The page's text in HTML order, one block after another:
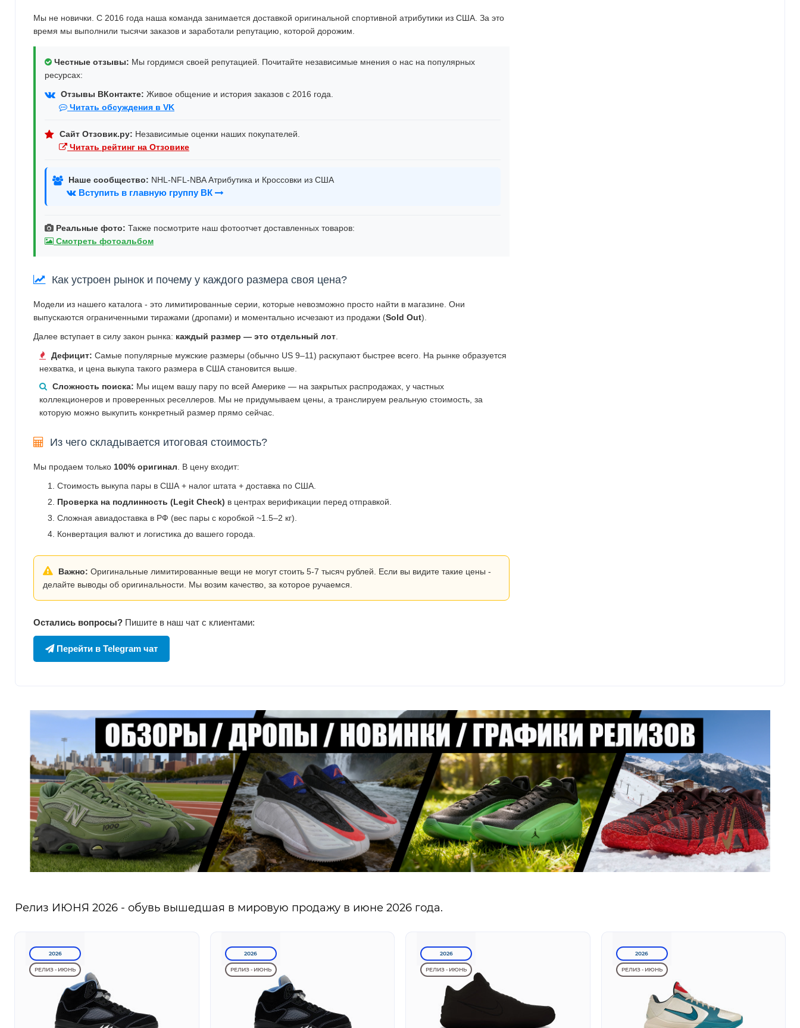
Мы не новички. С 2016 года наша команда занимается доставкой оригинальной спортивной атрибутики из США. За это
время мы выполнили тысячи заказов и заработали репутацию, которой дорожим.
Честные отзывы: Мы гордимся своей репутацией. Почитайте независимые мнения о нас на популярных
ресурсах:
Отзывы ВКонтакте: Живое общение и история заказов с 2016 года.
Читать обсуждения в VK
Сайт Отзовик.ру: Независимые оценки наших покупателей.
Читать рейтинг на Отзовике
Наше сообщество: NHL-NFL-NBA Атрибутика и Кроссовки из США
Вступить в главную группу ВК
Реальные фото: Также посмотрите наш фотоотчет доставленных товаров:
Смотреть фотоальбом
Как устроен рынок и почему у каждого размера своя цена?
Модели из нашего каталога - это лимитированные серии, которые невозможно просто найти в магазине. Они
выпускаются ограниченными тиражами (дропами) и моментально исчезают из продажи (Sold Out).
Далее вступает в силу закон рынка: каждый размер — это отдельный лот
Дефицит: Самые популярные мужские размеры (обычно US 9–11) раскупают быстрее всего. На рынке образуется
нехватка, и цена выкупа такого размера в США становится выше.
Сложность поиска: Мы ищем вашу пару по всей Америке — на закрытых распродажах, у частных
коллекционеров и проверенных реселлеров. Мы не придумываем цены, а транслируем реальную стоимость, за
которую можно выкупить конкретный размер прямо сейчас.
Из чего складывается итоговая стоимость?
Мы продаем только 100% оригинал . В цену входит:
Стоимость выкупа пары в США + налог штата + доставка по США.
Проверка на подлинность (Legit Check) в центрах верификации перед отправкой.
Сложная авиадоставка в РФ (вес пары с коробкой ~1.5–2 кг).
Конвертация валют и логистика до вашего города.
Важно: Оригинальные лимитированные вещи не могут стоить 5-7 тысяч рублей. Если вы видите такие цены -
делайте выводы об оригинальности. Мы возим качество, за которое ручаемся.
Остались вопросы? Пишите в наш чат с клиентами:
Перейти в Telegram чат
Релиз ИЮНЯ 2026 - обувь вышедшая в мировую продажу в июне 2026 года.
2026
РЕЛИЗ - ИЮНЬ
2026
РЕЛИЗ - ИЮНЬ
2026
РЕЛИЗ - ИЮНЬ
2026
РЕЛИЗ - ИЮНЬ